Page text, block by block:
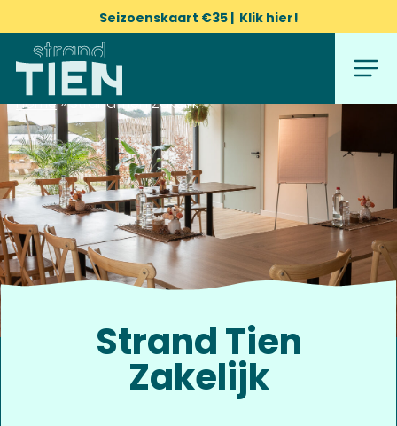
hoofdinhoud
Seizoenskaart €35 | Klik hier!
Home
Home»Strand Tien Zakelijk
Strand Tien
Zakelijk